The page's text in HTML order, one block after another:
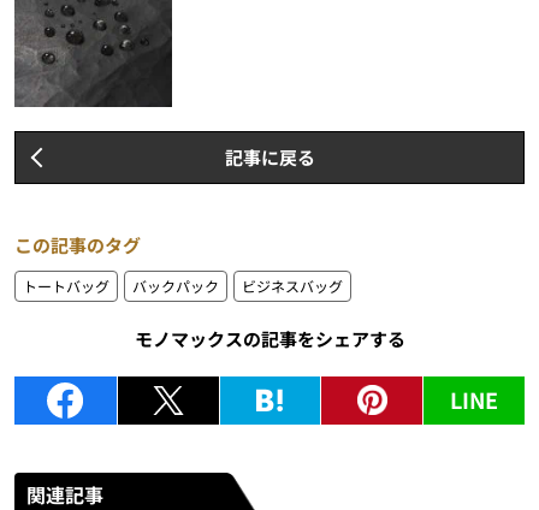
記事に戻る
この記事のタグ
トートバッグ バックパック ビジネスバッグ
モノマックスの記事をシェアする
LINE
関連記事